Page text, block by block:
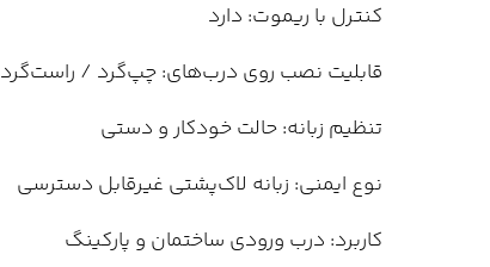
کنترل با ریموت: دارد
قابلیت نصب روی درب‌های: چپ‌گرد / راست‌گرد
تنظیم زبانه: حالت خودکار و دستی
نوع ایمنی: زبانه لاک‌پشتی غیرقابل دسترسی
کاربرد: درب ورودی ساختمان و پارکینگ